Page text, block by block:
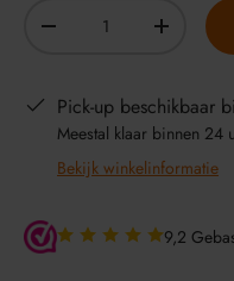
-
+
Pick-up beschikbaar
Meestal klaar binnen 24
Bekijk winkelinformatie
9,2